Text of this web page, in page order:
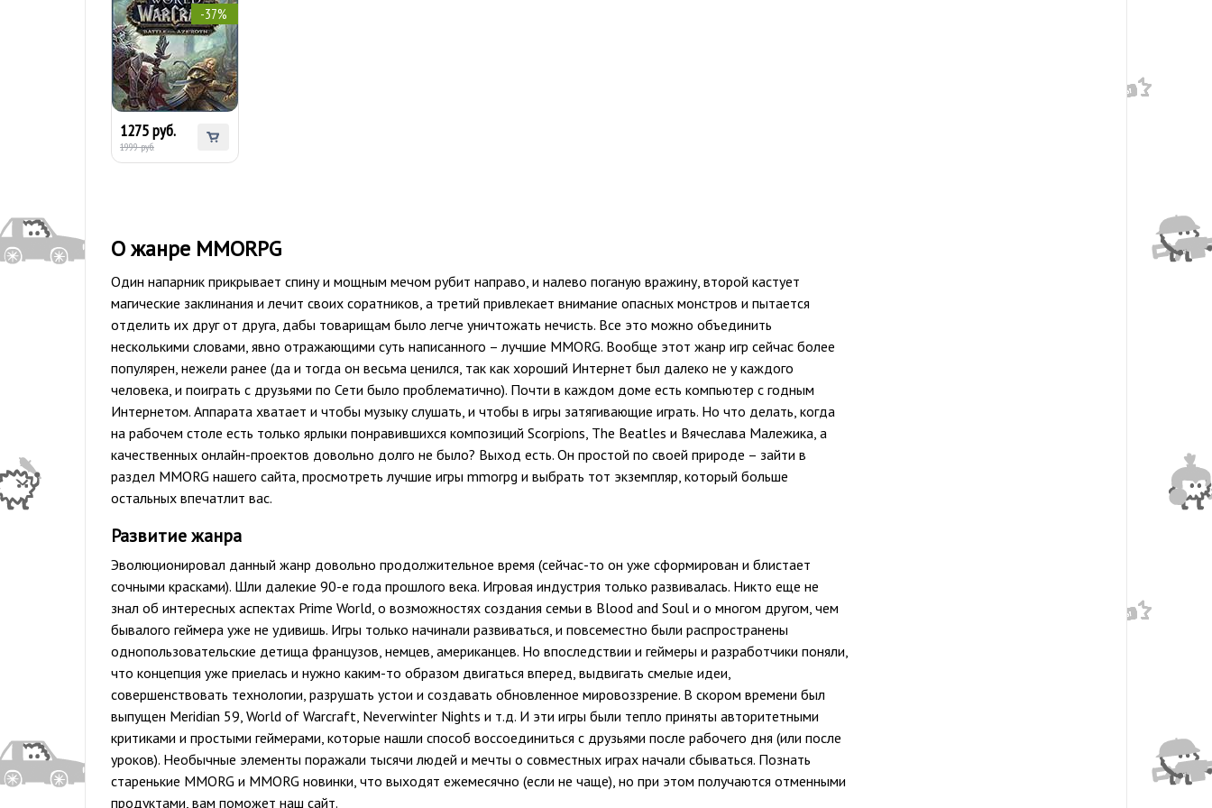
-37%
-37%
World of Warcraft:
Battle for Azeroth
экономия 724 ₹
1275 руб.
1999 руб.
О жанре MMORPG
Один напарник прикрывает спину и мощным мечом рубит направо, и налево поганую вражину, второй кастует
магические заклинания и лечит своих соратников, а третий привлекает внимание опасных монстров и пытается
отделить их друг от друга, дабы товарищам было легче уничтожать нечисть. Все это можно объединить
несколькими словами, явно отражающими суть написанного – лучшие MMORG. Вообще этот жанр игр сейчас более
популярен, нежели ранее (да и тогда он весьма ценился, так как хороший Интернет был далеко не у каждого
человека, и поиграть с друзьями по Сети было проблематично). Почти в каждом доме есть компьютер с годным
Интернетом. Аппарата хватает и чтобы музыку слушать, и чтобы в игры затягивающие играть. Но что делать, когда
на рабочем столе есть только ярлыки понравившихся композиций Scorpions, The Beatles и Вячеслава Малежика, а
качественных онлайн-проектов довольно долго не было? Выход есть. Он простой по своей природе – зайти в
раздел MMORG нашего сайта, просмотреть лучшие игры mmorpg и выбрать тот экземпляр, который больше
остальных впечатлит вас.
Развитие жанра
Эволюционировал данный жанр довольно продолжительное время (сейчас-то он уже сформирован и блистает
сочными красками). Шли далекие 90-е года прошлого века. Игровая индустрия только развивалась. Никто еще не
знал об интересных аспектах Prime World, о возможностях создания семьи в Blood and Soul и о многом другом, чем
бывалого геймера уже не удивишь. Игры только начинали развиваться, и повсеместно были распространены
однопользовательские детища французов, немцев, американцев. Но впоследствии и геймеры и разработчики поняли,
что концепция уже приелась и нужно каким-то образом двигаться вперед, выдвигать смелые идеи,
совершенствовать технологии, разрушать устои и создавать обновленное мировоззрение. В скором времени был
выпущен Meridian 59, World of Warcraft, Neverwinter Nights и т.д. И эти игры были тепло приняты авторитетными
критиками и простыми геймерами, которые нашли способ воссоединиться с друзьями после рабочего дня (или после
уроков). Необычные элементы поражали тысячи людей и мечты о совместных играх начали сбываться. Познать
старенькие MMORG и MMORG новинки, что выходят ежемесячно (если не чаще), но при этом получаются отменными
продуктами, вам поможет наш сайт.